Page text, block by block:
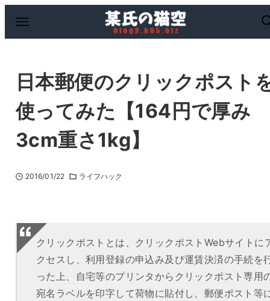
日本郵便のクリックポスト
使ってみた【164円で厚み
3cm重さ1kg】
2016/01/22 ライフハック
クリックポストとは、クリックポストWebサイトに
クセスし、利用登録の申込み及び運賃決済の手続を
った上、自宅等のプリンタからクリックポスト専用
宛名ラベルを印字して荷物に貼付し、郵便ポスト等